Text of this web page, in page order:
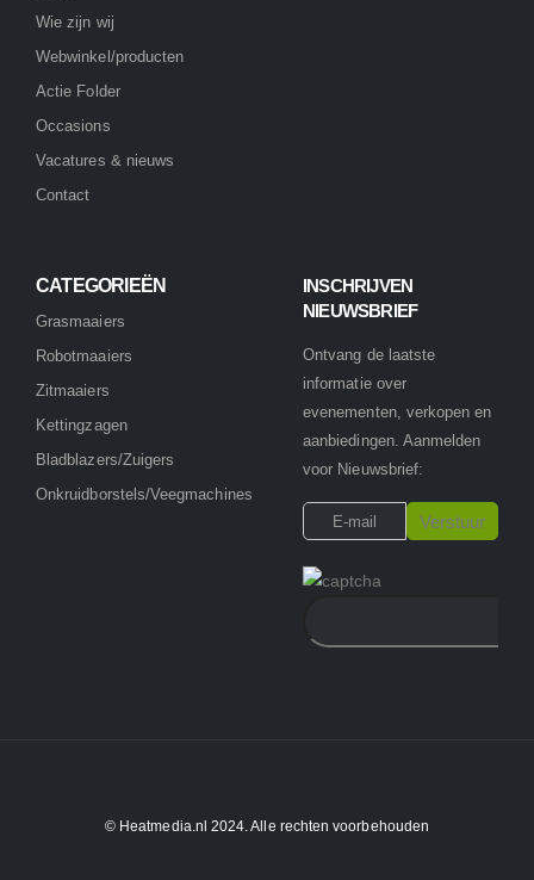
Wie zijn wij
Webwinkel/producten
Actie Folder
Occasions
Vacatures & nieuws
Contact
CATEGORIEËN
Grasmaaiers
Robotmaaiers
Zitmaaiers
Kettingzagen
Bladblazers/Zuigers
Onkruidborstels/Veegmachines
INSCHRIJVEN
NIEUWSBRIEF
Ontvang de laatste
informatie over
evenementen, verkopen en
aanbiedingen. Aanmelden
voor Nieuwsbrief:
© Heatmedia.nl 2024. Alle rechten voorbehouden